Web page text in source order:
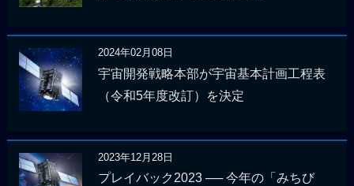
2024年02月08日
宇宙開発戦略本部が宇宙基本計画工程表
（令和5年度改訂）を決定
2023年12月28日
プレイバック2023 ── 今年の「みちび